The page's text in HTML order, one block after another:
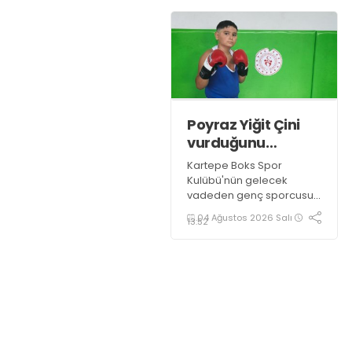
Poyraz Yiğit Çini
vurduğunu
indiriyor!
Kartepe Boks Spor
Kulübü'nün gelecek
vadeden genç sporcusu
Poyraz Yiğit Çini, 2027
Türkiye Boks Şampiyonası
04 Ağustos 2026 Salı
13:52